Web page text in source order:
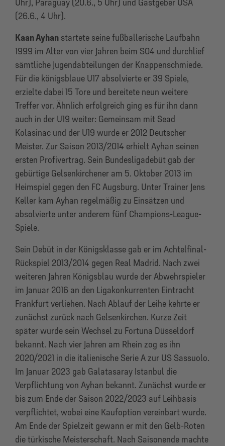
Uhr), Paraguay (20.6., 5 Uhr) und Gastgeber USA
(26.6., 4 Uhr).
Kaan Ayhan startete seine fußballerische Laufbahn
1999 im Alter von vier Jahren beim S04 und durchlief
sämtliche Jugendabteilungen der Knappenschmiede.
Für die königsblaue U17 absolvierte er 39 Spiele,
erzielte dabei 15 Tore und bereitete neun weitere
Treffer vor. Ähnlich erfolgreich ging es für ihn dann
auch in der U19 weiter: Gemeinsam mit Sead
Kolasinac und der U19 wurde er 2012 Deutscher
Meister. Zur Saison 2013/2014 erhielt Ayhan seinen
ersten Profivertrag. Sein Bundesligadebüt gab der
gebürtige Gelsenkirchener am 5. Oktober 2013 im
Heimspiel gegen den FC Augsburg. Unter Trainer Jens
Keller kam Ayhan regelmäßig zu Einsätzen und
absolvierte unter anderem fünf Champions-League-
Spiele.
Sein Debüt in der Königsklasse gab er im Achtelfinal-
Rückspiel 2013/2014 gegen Real Madrid. Nach zwei
weiteren Jahren Königsblau wurde der Abwehrspieler
im Januar 2016 an den Ligakonkurrenten Eintracht
Frankfurt verliehen. Nach Ablauf der Leihe kehrte er
zunächst zurück nach Gelsenkirchen. Kurze Zeit
später wurde sein Wechsel zu Fortuna Düsseldorf
bekannt. Nach vier Jahren am Rhein zog es ihn
2020/2021 in die italienische Serie A zur US Sassuolo.
Im Januar 2023 gab Galatasaray Istanbul die
Verpflichtung von Ayhan bekannt. Zunächst wurde er
bis zum Ende der Saison 2022/2023 auf Leihbasis
verpflichtet, wobei eine Kaufoption vereinbart wurde.
Am Ende der Spielzeit gewann er mit den Gelb-Roten
die türkische Meisterschaft. Nach Saisonende machte